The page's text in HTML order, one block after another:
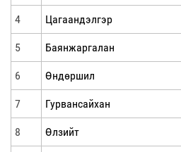
4 Цагаандэлгэр
5 Баянжаргалан
6 Өндөршил
7 Гурвансайхан
8 Өлзийт